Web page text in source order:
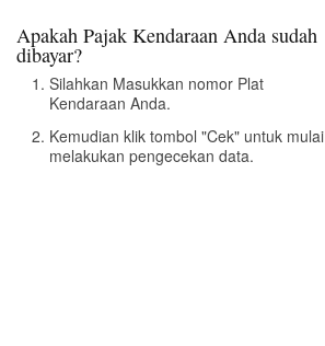
Apakah Pajak Kendaraan Anda sudah
dibayar?
Silahkan Masukkan nomor Plat
Kendaraan Anda.
Kemudian klik tombol "Cek" untuk mulai
melakukan pengecekan data.